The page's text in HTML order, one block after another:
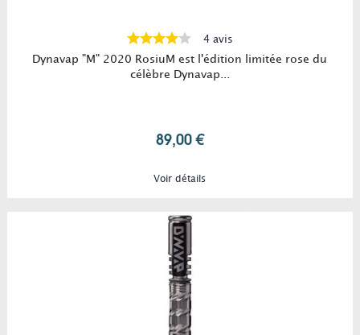
4 avis
Dynavap "M" 2020 RosiuM est l'édition limitée rose du
célèbre Dynavap...
89,00 €
Voir détails